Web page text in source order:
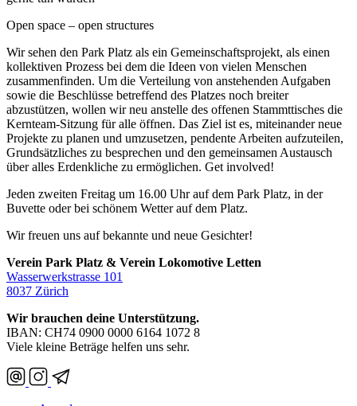
Open space – open structures
Wir sehen den Park Platz als ein Gemeinschaftsprojekt, als einen
kollektiven Prozess bei dem die Ideen von vielen Menschen
zusammenfinden. Um die Verteilung von anstehenden Aufgaben
sowie die Beschlüsse betreffend des Platzes noch breiter
abzustützen, wollen wir neu anstelle des offenen Stammttisches die
Kernteam-Sitzung für alle öffnen. Das Ziel ist es, miteinander neue
Projekte zu planen und umzusetzen, pendente Arbeiten aufzuteilen,
Grundsätzliches zu besprechen und den gemeinsamen Austausch
über alles Erdenkliche zu ermöglichen. Get involved!
Jeden zweiten Freitag um 16.00 Uhr auf dem Park Platz, in der
Buvette oder bei schönem Wetter auf dem Platz.
Wir freuen uns auf bekannte und neue Gesichter!
Verein Park Platz & Verein Lokomotive Letten
Wasserwerkstrasse 101
8037 Zürich
Wir brauchen deine Unterstützung.
IBAN: CH74 0900 0000 6164 1072 8
Viele kleine Beträge helfen uns sehr.